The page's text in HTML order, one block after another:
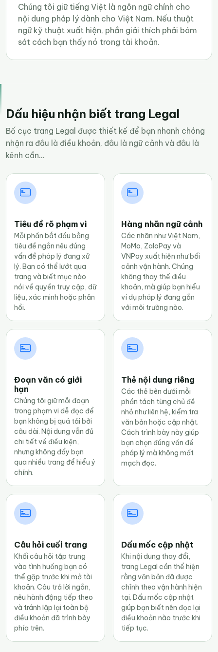
Chúng tôi giữ tiếng Việt là ngôn ngữ chính cho
nội dung pháp lý dành cho Việt Nam. Nếu thuật
ngữ kỹ thuật xuất hiện, phần giải thích phải bám
sát cách bạn thấy nó trong tài khoản.
Dấu hiệu nhận biết trang Legal
Bố cục trang Legal được thiết kế để bạn nhanh chóng
nhận ra đâu là điều khoản, đâu là ngữ cảnh và đâu là
kênh cần...
Tiêu đề rõ phạm vi
Mỗi phần bắt đầu bằng
tiêu đề ngắn nêu đúng
vấn đề pháp lý đang xử
lý. Bạn có thể lướt qua
trang và biết mục nào
nói về quyền truy cập, dữ
liệu, xác minh hoặc phản
hồi.
Hàng nhãn ngữ cảnh
Các nhãn như Việt Nam,
MoMo, ZaloPay và
VNPay xuất hiện như bối
cảnh vận hành. Chúng
không thay thế điều
khoản, mà giúp bạn hiểu
ví dụ pháp lý đang gắn
với môi trường nào.
Đoạn văn có giới
hạn
Chúng tôi giữ mỗi đoạn
trong phạm vi dễ đọc để
bạn không bị quá tải bởi
câu dài. Nội dung vẫn đủ
chi tiết về điều kiện,
nhưng không đẩy bạn
qua nhiều trang để hiểu ý
chính.
Thẻ nội dung riêng
Các thẻ bên dưới mỗi
phần tách từng chủ đề
nhỏ như liên hệ, kiểm tra
văn bản hoặc cập nhật.
Cách trình bày này giúp
bạn chọn đúng vấn đề
pháp lý mà không mất
mạch đọc.
Câu hỏi cuối trang
Khối câu hỏi tập trung
vào tình huống bạn có
thể gặp trước khi mở tài
khoản. Câu trả lời ngắn,
nêu hành động tiếp theo
và tránh lặp lại toàn bộ
điều khoản đã trình bày
phía trên.
Dấu mốc cập nhật
Khi nội dung thay đổi,
trang Legal cần thể hiện
rằng văn bản đã được
chỉnh theo vận hành hiện
tại. Dấu mốc cập nhật
giúp bạn biết nên đọc lại
điều khoản nào trước khi
tiếp tục.